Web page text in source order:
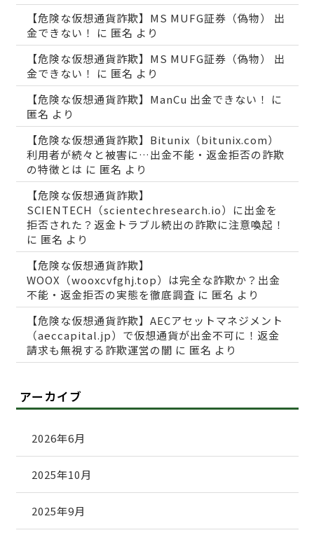
【危険な仮想通貨詐欺】MS MUFG証券（偽物） 出
金できない！
に 匿名 より
【危険な仮想通貨詐欺】MS MUFG証券（偽物） 出
金できない！
に 匿名 より
【危険な仮想通貨詐欺】ManCu 出金できない！
に
匿名 より
【危険な仮想通貨詐欺】Bitunix（bitunix.com）
利用者が続々と被害に…出金不能・返金拒否の詐欺
の特徴とは に 匿名 より
【危険な仮想通貨詐欺】
SCIENTECH（scientechresearch.io）に出金を
拒否された？返金トラブル続出の詐欺に注意喚起！
に 匿名 より
【危険な仮想通貨詐欺】
WOOX（wooxcvfghj.top）は完全な詐欺か？出金
不能・返金拒否の実態を徹底調査 に 匿名 より
【危険な仮想通貨詐欺】AECアセットマネジメント
（aeccapital.jp）で仮想通貨が出金不可に！返金
請求も無視する詐欺運営の闇 に 匿名 より
アーカイブ
2026年6月
2025年10月
2025年9月